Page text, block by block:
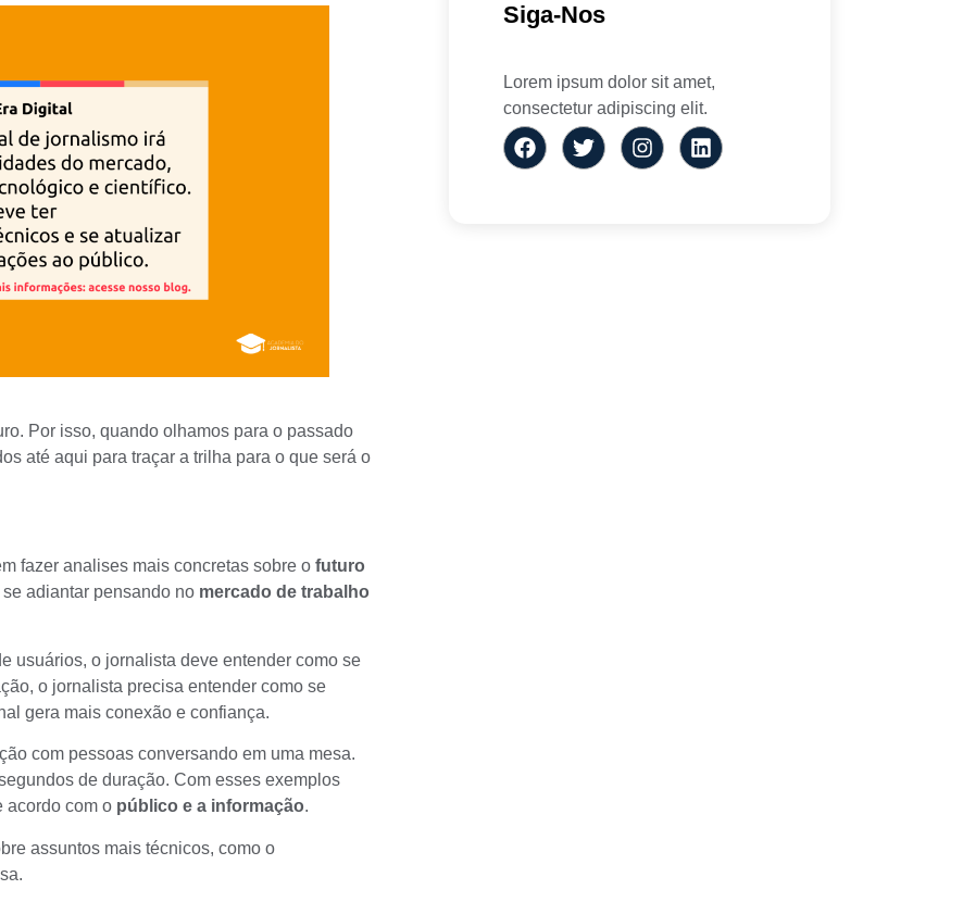
Por isso, quando olhamos para o passado
até aqui para traçar a trilha para o que será o
fazer analises mais concretas sobre o futuro
adiantar pensando no mercado de trabalho
usuários, o jornalista deve entender como se
o jornalista precisa entender como se
gera mais conexão e confiança.
com pessoas conversando em uma mesa.
de duração. Com esses exemplos
acordo com o público e a informação.
assuntos mais técnicos, como o
Siga-Nos
Lorem ipsum dolor sit amet,
consectetur adipiscing elit.